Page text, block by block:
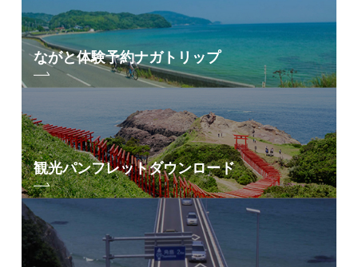
ながと体験予約ナガトリップ
観光パンフレットダウンロード